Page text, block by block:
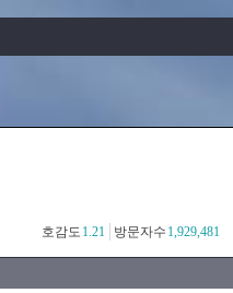
방문자수 1,929,481
호감도 1.21